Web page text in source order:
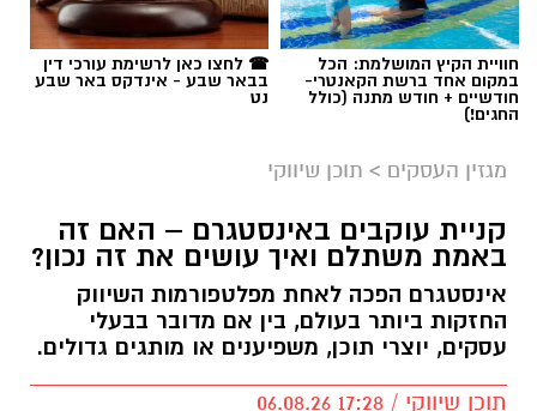
קרדיט לתמונה: שרפים מערכות מיגון
חוויית הקיץ המושלמת: הכל
במקום אחד ברשת הקאנטרי-
חודשיים + חודש מתנה (כולל
החגים!)
☎ לחצו כאן לרשימת עורכי דין
בבאר שבע - אינדקס באר שבע
נט
מגזין העסקים > תוכן שיווקי
קניית עוקבים באינסטגרם – האם זה
באמת משתלם ואיך עושים את זה נכון?
אינסטגרם הפכה לאחת מפלטפורמות השיווק
החזקות ביותר בעולם, בין אם מדובר בבעלי
עסקים, יוצרי תוכן, משפיענים או מותגים גדולים.
תוכן שיווקי / 17:28 06.08.26